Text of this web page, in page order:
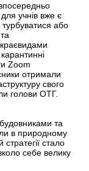
учнів вже є
або
Zoom
отримали
свого
голови ОТГ.
та
в природному
стало
себе велику